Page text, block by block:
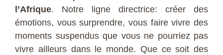
l’Afrique. Notre ligne directrice: créer des
émotions, vous surprendre, vous faire vivre des
moments suspendus que vous ne pourriez pas
vivre ailleurs dans le monde. Que ce soit des